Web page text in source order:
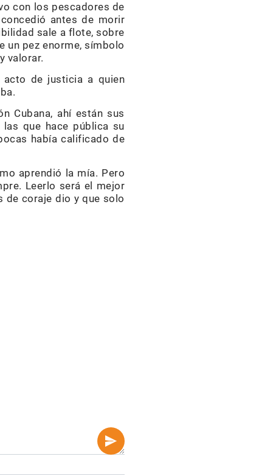
con los pescadores de
antes de morir
sale a flote, sobre
un pez enorme, símbolo
valorar.
acto de justicia a quien
Cubana, ahí están sus
que hace pública su
había calificado de
aprendió la mía. Pero
Leerlo será el mejor
de coraje dio y que solo